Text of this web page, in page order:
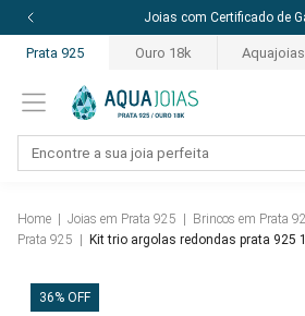
Joias com Certificado de
Prata 925 Ouro 18k
Home Joias em Prata 925 Brincos em Prata
Prata 925
Kit trio argolas redondas prata
36% OFF